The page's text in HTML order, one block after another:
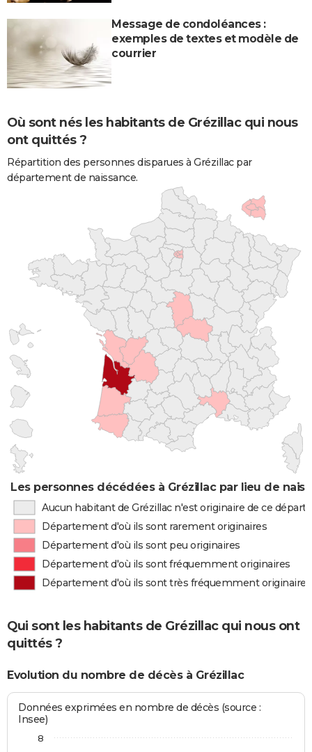
Message de condoléances :
exemples de textes et modèle de
courrier
Où sont nés les habitants de Grézillac qui nous
ont quittés ?
Répartition des personnes disparues à Grézillac par
département de naissance.
Les personnes décédées à Grézillac par lieu de
Aucun habitant de Grézillac n'est originaire de ce
Département d'où ils sont rarement originaires
Département d'où ils sont peu originaires
Département d'où ils sont fréquemment originaires
Département d'où ils sont très fréquemment originaires
Qui sont les habitants de Grézillac qui nous ont
quittés ?
Evolution du nombre de décès à Grézillac
Données exprimées en nombre de décès (source :
Insee)
8